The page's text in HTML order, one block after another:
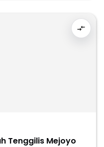
Tenggilis Mejoyo